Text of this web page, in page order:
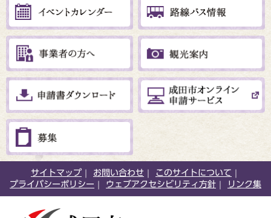
サイトマップ お問い合わせ
このサイトについて
プライバシーポリシー
ウェブアクセシビリティ方針 リンク集